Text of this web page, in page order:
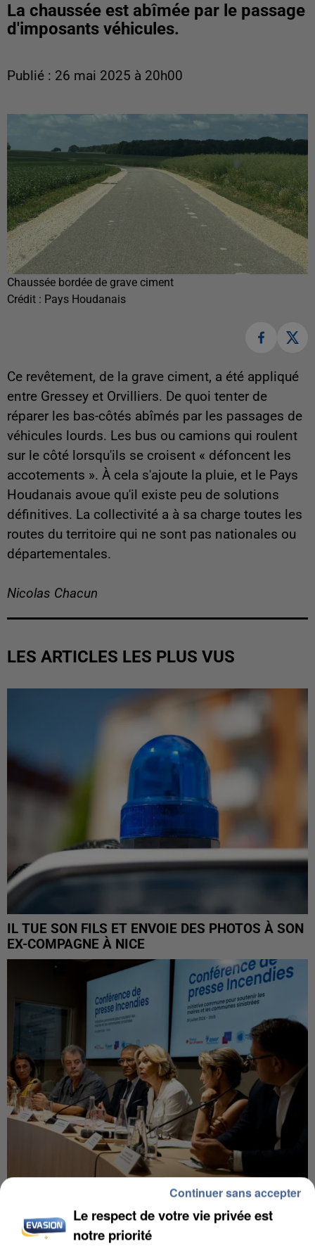
La chaussée est abîmée par le passage
d'imposants véhicules.
Publié : 26 mai 2025 à 20h00
Chaussée bordée de grave ciment
Crédit : Pays Houdanais
Ce revêtement, de la grave ciment, a été appliqué
entre Gressey et Orvilliers. De quoi tenter de
réparer les bas-côtés abîmés par les passages de
véhicules lourds. Les bus ou camions qui roulent
sur le côté lorsqu'ils se croisent « défoncent les
accotements ». À cela s'ajoute la pluie, et le Pays
Houdanais avoue qu'il existe peu de solutions
définitives. La collectivité a à sa charge toutes les
routes du territoire qui ne sont pas nationales ou
départementales.
Nicolas Chacun
LES ARTICLES LES PLUS VUS
IL TUE SON FILS ET ENVOIE DES PHOTOS À SON
EX-COMPAGNE À NICE
INCENDIES : L’ÎLE-DE-FRANCE LANCE UN ÉLAN
DE SOLIDARITÉ AVEC LES...
Le respect de votre vie privée est
notre priorité
Continuer sans accepter